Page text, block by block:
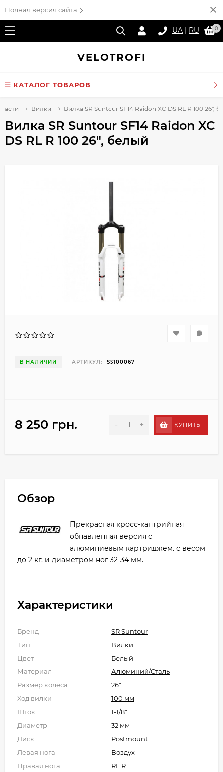
Полная версия сайта
UA | RU 0
VELOTROFI
КАТАЛОГ ТОВАРОВ
Вилки Вилка SR Suntour SF14 Raidon XC DS RL R 100 26",
Вилка SR Suntour SF14 Raidon XC
DS RL R 100 26", белый
В НАЛИЧИИ АРТИКУЛ: SS100067
8 250 грн. - + КУПИТЬ
Обзор
Прекрасная кросс-кантрийная
обнавленная версия с
алюминиевым картриджем, с весом
до 2 кг. и диаметром ног 32-34 мм.
Характеристики
Бренд
SR Suntour
Тип
Вилки
Цвет
Белый
Материал
Алюминий/Cталь
Размер колеса
26"
Ход вилки
100 мм
Шток
1-1/8"
Диаметр
32 мм
Диск
Postmount
Левая нога
Воздух
Правая нога
RL R